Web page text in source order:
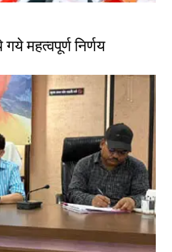
महत्वपूर्ण निर्णय